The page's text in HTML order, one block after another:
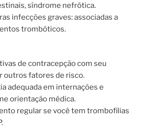
síndrome nefrótica.
infecções graves: associadas a
trombóticos.
de contracepção com seu
outros fatores de risco.
adequada em internações e
orientação médica.
regular se você tem trombofilias